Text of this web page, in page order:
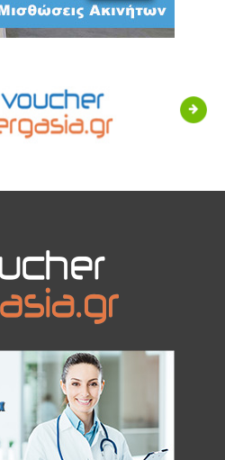
Next